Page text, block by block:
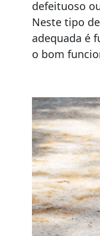
defeituoso
Neste tipo
adequada é
o bom